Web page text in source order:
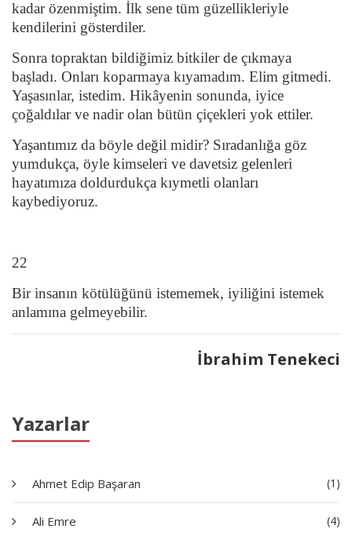
Yazarlar
Ahmet Edip Başaran (1)
Ali Emre (4)
kadar özenmiştim. İlk sene tüm güzellikleriyle
kendilerini gösterdiler.
Sonra topraktan bildiğimiz bitkiler de çıkmaya
başladı. Onları koparmaya kıyamadım. Elim gitmedi.
Yaşasınlar, istedim. Hikâyenin sonunda, iyice
çoğaldılar ve nadir olan bütün çiçekleri yok ettiler.
Yaşantımız da böyle değil midir? Sıradanlığa göz
yumdukça, öyle kimseleri ve davetsiz gelenleri
hayatımıza doldurdukça kıymetli olanları
kaybediyoruz.
22
Bir insanın kötülüğünü istememek, iyiliğini istemek
anlamına gelmeyebilir.
İbrahim Tenekeci